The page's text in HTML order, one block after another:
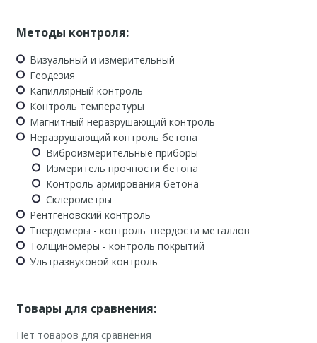
Методы контроля:
Визуальный и измерительный
Геодезия
Капиллярный контроль
Контроль температуры
Магнитный неразрушающий контроль
Неразрушающий контроль бетона
Виброизмерительные приборы
Измеритель прочности бетона
Контроль армирования бетона
Склерометры
Рентгеновский контроль
Твердомеры - контроль твердости металлов
Толщиномеры - контроль покрытий
Ультразвуковой контроль
Товары для сравнения:
Нет товаров для сравнения